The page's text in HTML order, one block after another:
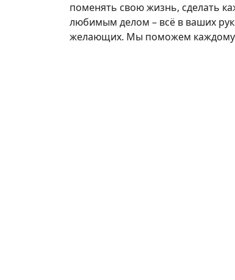
поменять свою жизнь, сделать
любимым делом – всё в ваших
желающих. Мы поможем каждому